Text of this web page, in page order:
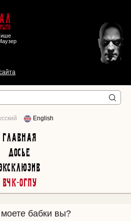
English
Главная
Досье
ВЧК-ОГПУ
бабки вы?